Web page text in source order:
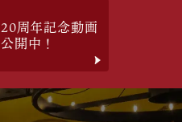
20周年記念動画
公開中！